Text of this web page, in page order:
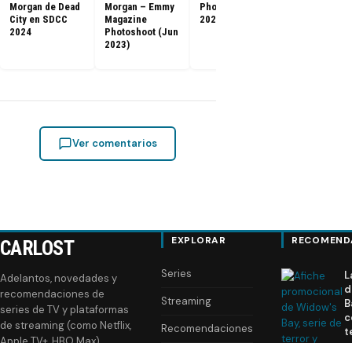
Morgan de Dead
City en SDCC
2024
Morgan – Emmy
Magazine
Photoshoot (Jun
2023)
Photoshoot (Feb
2023)
Ver comentarios
CARLOST
Adelantos, novedades y
recomendaciones de
series de TV y plataformas
de streaming (como Netflix,
EXPLORAR
Series
Streaming
Recomendaciones